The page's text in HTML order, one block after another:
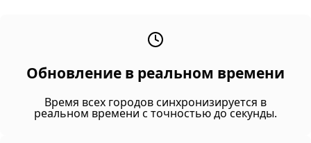
Обновление в реальном времени
Время всех городов синхронизируется в
реальном времени с точностью до секунды.